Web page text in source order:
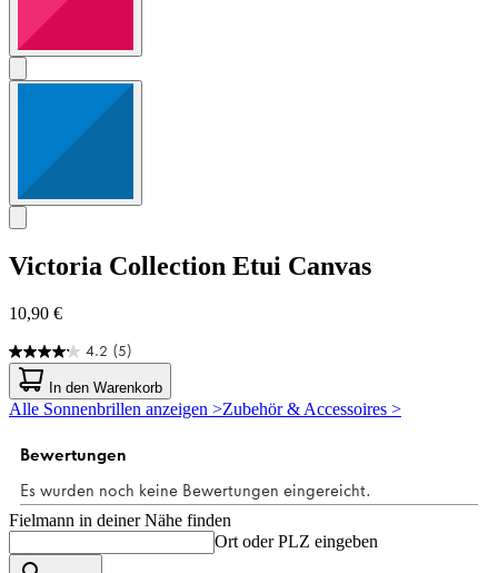
Victoria Collection Etui Canvas
10,90 €
4.2 (5)
4.2
von
5
Sternen.
Bewertungen
In den Warenkorb
Alle Sonnenbrillen anzeigen >Zubehör & Accessoires >
Fielmann in deiner Nähe finden
Ort oder PLZ eingeben